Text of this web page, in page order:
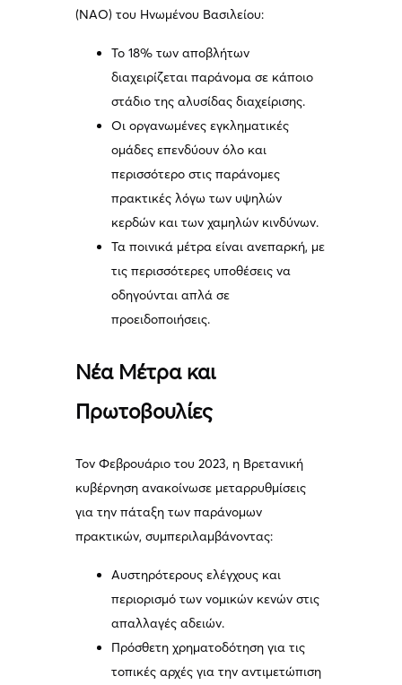
(NAO) του Ηνωμένου Βασιλείου:
Το 18% των αποβλήτων
διαχειρίζεται παράνομα σε κάποιο
στάδιο της αλυσίδας διαχείρισης.
Οι οργανωμένες εγκληματικές
ομάδες επενδύουν όλο και
περισσότερο στις παράνομες
πρακτικές λόγω των υψηλών
κερδών και των χαμηλών κινδύνων.
Τα ποινικά μέτρα είναι ανεπαρκή, με
τις περισσότερες υποθέσεις να
οδηγούνται απλά σε
προειδοποιήσεις.
Νέα Μέτρα και
Πρωτοβουλίες
Τον Φεβρουάριο του 2023, η Βρετανική
κυβέρνηση ανακοίνωσε μεταρρυθμίσεις
για την πάταξη των παράνομων
πρακτικών, συμπεριλαμβάνοντας:
Αυστηρότερους ελέγχους και
περιορισμό των νομικών κενών στις
απαλλαγές αδειών.
Πρόσθετη χρηματοδότηση για τις
τοπικές αρχές για την αντιμετώπιση